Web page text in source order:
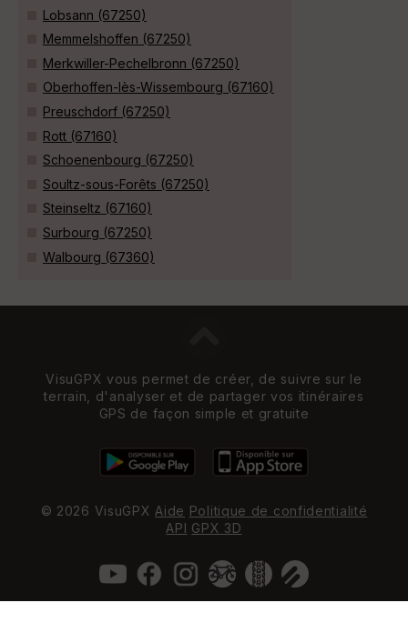
Lobsann (67250)
Memmelshoffen (67250)
Merkwiller-Pechelbronn (67250)
Oberhoffen-lès-Wissembourg (67160)
Preuschdorf (67250)
Rott (67160)
Schoenenbourg (67250)
Soultz-sous-Forêts (67250)
Steinseltz (67160)
Surbourg (67250)
Walbourg (67360)
VisuGPX vous permet de créer, de suivre sur le
terrain, d'analyser et de partager vos itinéraires
GPS de façon simple et gratuite
© 2026 VisuGPX Aide Politique de confidentialité
API GPX 3D